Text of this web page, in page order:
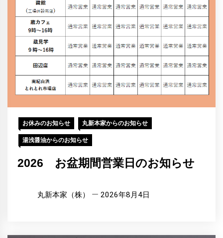
お休みのお知らせ 丸新本家からのお知らせ
湯浅醤油からのお知らせ
2026 お盆期間営業日のお知らせ
丸新本家（株） 2026年8月4日